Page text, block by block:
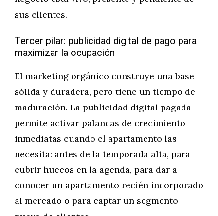
sus clientes.
Tercer pilar: publicidad digital de pago para
maximizar la ocupación
El marketing orgánico construye una base
sólida y duradera, pero tiene un tiempo de
maduración. La publicidad digital pagada
permite activar palancas de crecimiento
inmediatas cuando el apartamento las
necesita: antes de la temporada alta, para
cubrir huecos en la agenda, para dar a
conocer un apartamento recién incorporado
al mercado o para captar un segmento